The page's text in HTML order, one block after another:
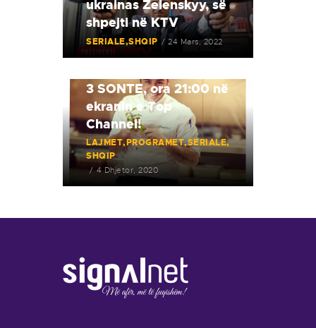
ukrainas Zelenskyy, së
shpejti në KTV
SERIALE SHQIP 24 Mars, 2022
3 SONTE, ora 21:00 në
ekranin e Top
Channel!
LAJMET PROGRAMET SERIALE
SHQIP
4 Dhjetor, 2020